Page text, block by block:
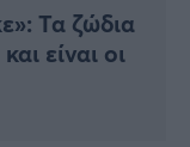
Τα ζώδια
είναι οι